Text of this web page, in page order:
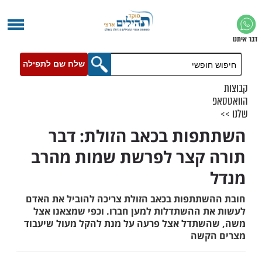
שלח שם לתפילה
בכאב הזולת: דבר
קצר לפרשת שמות מהרב